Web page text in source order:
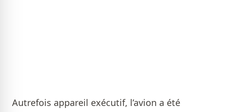
Autrefois appareil exécutif, l’avion a été